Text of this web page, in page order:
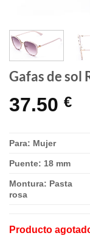
Gafas de sol
37.50 €
Para: Mujer
Puente: 18 mm
Montura: Pasta
rosa
Producto